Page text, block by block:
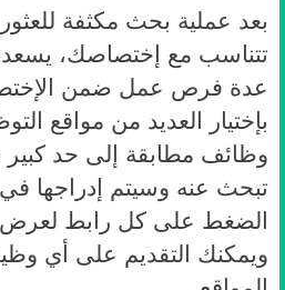
بعد عملية بحث مكثفة
تتناسب مع إختصاصك،
عدة فرص عمل ضمن
بإختيار العديد من مواقع
وظائف مطابقة إلى حد
تبحث عنه وسيتم إدراجها
الضغط على كل رابط لعرض
ويمكنك التقديم على أي